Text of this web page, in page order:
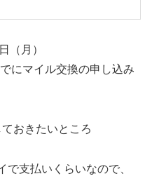
（月）
にマイル交換の申し込み
おきたいところ
支払いくらいなので、